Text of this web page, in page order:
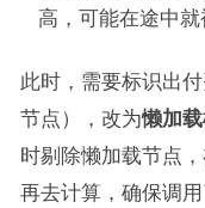
高，可能在途中
此时，需要标识出
节点），改为懒加
时剔除懒加载节点
再去计算，确保调